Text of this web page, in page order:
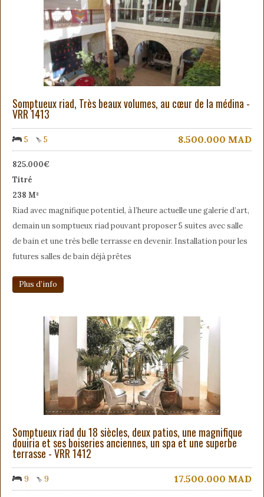
Somptueux riad, Très beaux volumes, au cœur de la médina -
VRR 1413
5 5 8.500.000 MAD
825.000€
Titré
238 M²
Riad avec magnifique potentiel, à l’heure actuelle une galerie d’art,
demain un somptueux riad pouvant proposer 5 suites avec salle
de bain et une très belle terrasse en devenir. Installation pour les
futures salles de bain déjà prêtes
Plus d’info
Somptueux riad du 18 siècles, deux patios, une magnifique
douiria et ses boiseries anciennes, un spa et une superbe
terrasse - VRR 1412
9 9 17.500.000 MAD